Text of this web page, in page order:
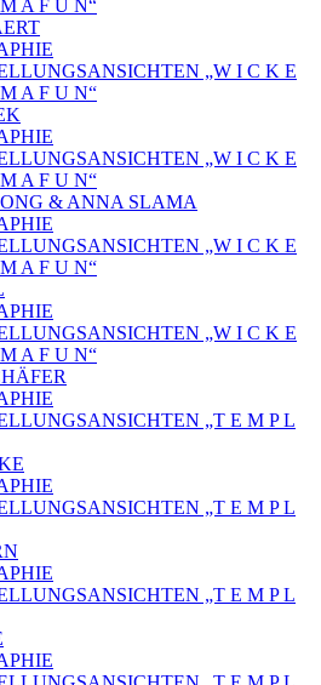
A F U N“
„W I C K E
A F U N“
„W I C K E
A F U N“
& ANNA SLAMA
„W I C K E
A F U N“
„W I C K E
A F U N“
„T E M P L
„T E M P L
„T E M P L